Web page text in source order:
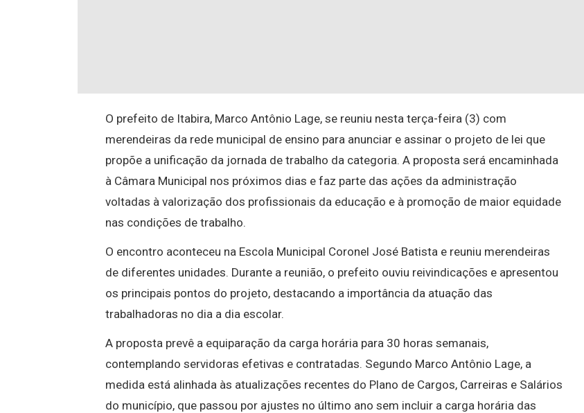
O prefeito de Itabira, Marco Antônio Lage, se reuniu nesta terça-feira (3) com
merendeiras da rede municipal de ensino para anunciar e assinar o projeto de lei que
propõe a unificação da jornada de trabalho da categoria. A proposta será encaminhada
à Câmara Municipal nos próximos dias e faz parte das ações da administração
voltadas à valorização dos profissionais da educação e à promoção de maior equidade
nas condições de trabalho.
O encontro aconteceu na Escola Municipal Coronel José Batista e reuniu merendeiras
de diferentes unidades. Durante a reunião, o prefeito ouviu reivindicações e apresentou
os principais pontos do projeto, destacando a importância da atuação das
trabalhadoras no dia a dia escolar.
A proposta prevê a equiparação da carga horária para 30 horas semanais,
contemplando servidoras efetivas e contratadas. Segundo Marco Antônio Lage, a
medida está alinhada às atualizações recentes do Plano de Cargos, Carreiras e Salários
do município, que passou por ajustes no último ano sem incluir a carga horária das